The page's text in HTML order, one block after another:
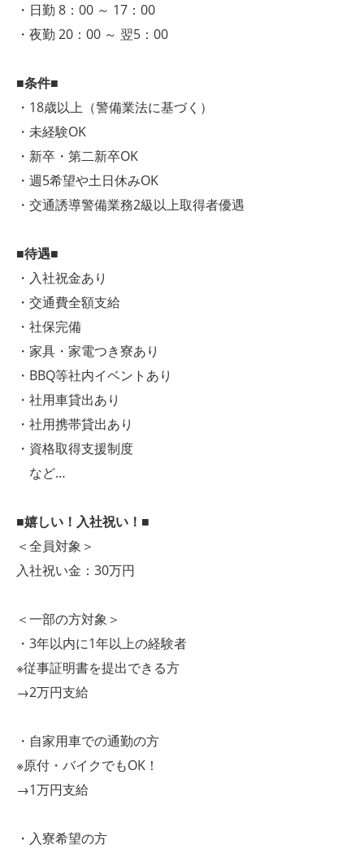
・日勤 8：00 ～ 17：00
・夜勤 20：00 ～ 翌5：00
■条件■
・18歳以上（警備業法に基づく）
・未経験OK
・新卒・第二新卒OK
・週5希望や土日休みOK
・交通誘導警備業務2級以上取得者優遇
■待遇■
・入社祝金あり
・交通費全額支給
・社保完備
・家具・家電つき寮あり
・BBQ等社内イベントあり
・社用車貸出あり
・社用携帯貸出あり
・資格取得支援制度
など…
■嬉しい！入社祝い！■
＜全員対象＞
入社祝い金：30万円
＜一部の方対象＞
・3年以内に1年以上の経験者
※従事証明書を提出できる方
→2万円支給
・自家用車での通勤の方
※原付・バイクでもOK！
→1万円支給
・入寮希望の方